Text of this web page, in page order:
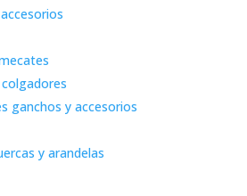
ganchos y accesorios
y arandelas